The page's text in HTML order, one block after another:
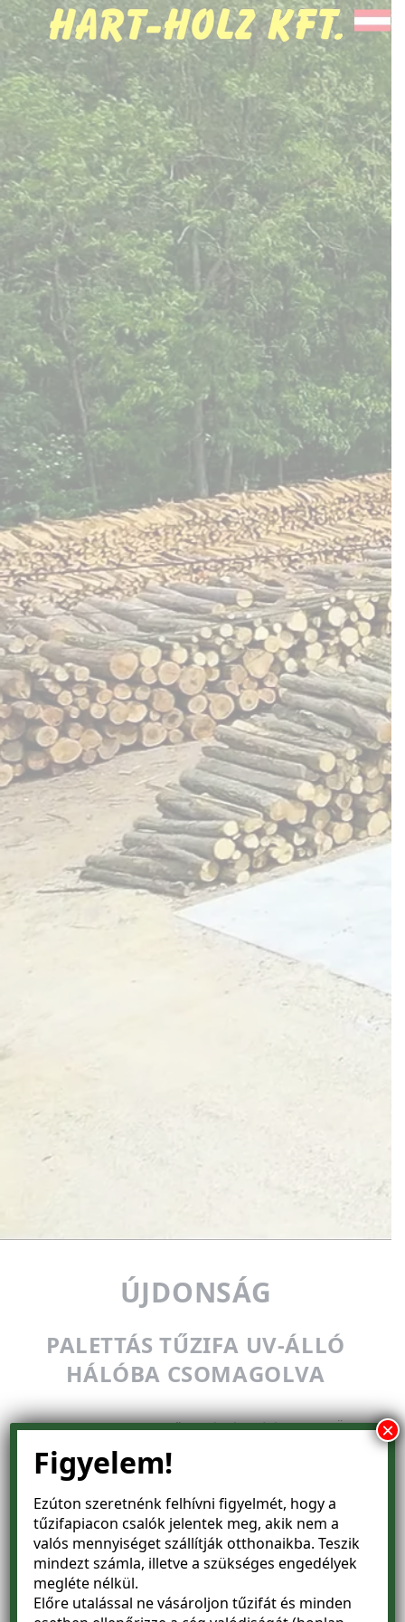
ÚJDONSÁG
PALETTÁS TŰZIFA UV-ÁLLÓ
HÁLÓBA CSOMAGOLVA
Megkezdtük raklapos tűzifa értékesítésünk az Önök
kényelme érdekében. Önnek csak megfelelő helyet
kell keresnie a raklapos tűzifának, ahol tárolhatja,
letakarhatja és ezzel a farakás kényelmetlensége
már meg is szűnt.
VÁLTOZATLAN ÁRON, VÁLTOZATLAN
FELTÉTELEKKEL, DARUVAL LERAKVA!
Figyelem!
Ezúton szeretnénk felhívni figyelmét, hogy a
tűzifapiaconcsalók jelentek meg, akik nem a
valós mennyiséget szállítják otthonaikba. Teszik
mindezt számla, illetve a szükséges engedélyek
megléte nélkül.
Előre utalással ne vásároljon tűzifát és minden
×